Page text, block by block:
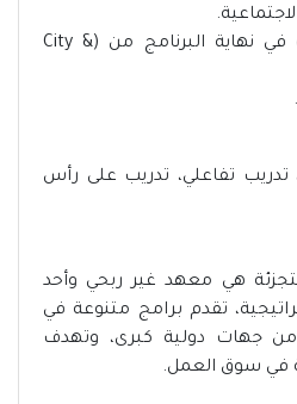
- شهادة دبلوم معتمدة في نهاية البرنامج من (City &
تدريب تفاعلي، تدريب على رأس
هي معهد غير ربحي وأحد
تقدم برامج متنوعة في
جهات دولية كبرى، وتهدف
في سوق العمل.